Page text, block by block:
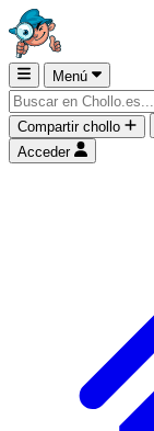
Menú
Compartir chollo
Acceder